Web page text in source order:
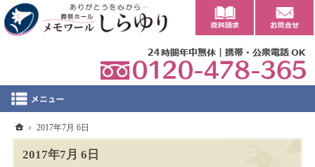
2017年7月 6日
ホーム
2017年7月 6日